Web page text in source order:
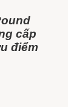
cấp
điểm